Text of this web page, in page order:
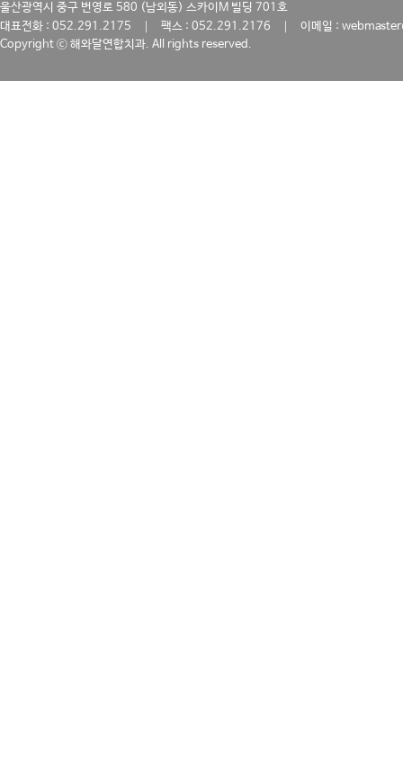
울산광역시 중구 번영로 580 (남외동) 스카이M 빌딩 701호
대표전화 : 052.291.2175
팩스 : 052.291.2176
이메일 :
Copyright ⓒ 해와달연합치과. All rights reserved.